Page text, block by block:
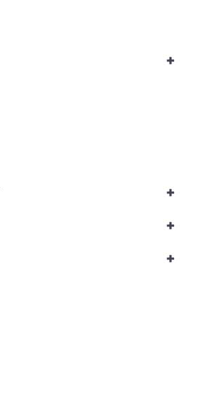
+
+
+
+